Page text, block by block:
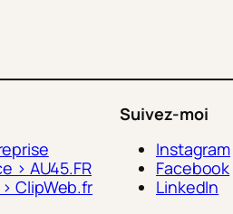
> AU45.FR
ClipWeb.fr
Suivez-moi
Instagram
Facebook
LinkedIn